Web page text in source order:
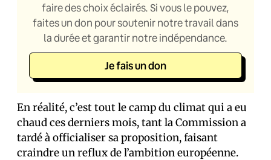
faire des choix éclairés. Si vous le pouvez,
faites un don pour soutenir notre travail dans
la durée et garantir notre indépendance.
Je fais un don
En réalité, c’est tout le camp du climat qui a eu
chaud ces derniers mois, tant la Commission a
tardé à officialiser sa proposition, faisant
craindre un reflux de l’ambition européenne.